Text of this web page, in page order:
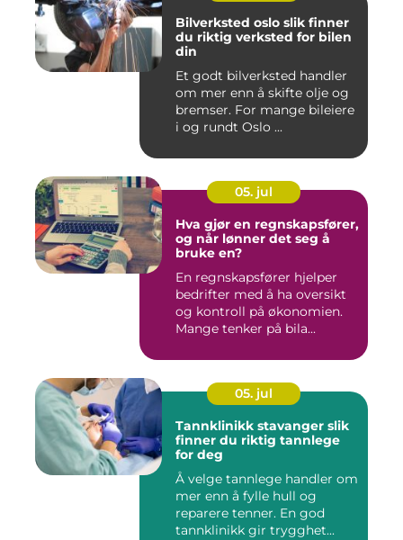
Bilverksted oslo slik finner
du riktig verksted for bilen
din
Et godt bilverksted handler
om mer enn å skifte olje og
bremser. For mange bileiere
i og rundt Oslo ...
05. jul
Hva gjør en regnskapsfører,
og når lønner det seg å
bruke en?
En regnskapsfører hjelper
bedrifter med å ha oversikt
og kontroll på økonomien.
Mange tenker på bila...
05. jul
Tannklinikk stavanger slik
finner du riktig tannlege
for deg
Å velge tannlege handler om
mer enn å fylle hull og
reparere tenner. En god
tannklinikk gir trygghet...